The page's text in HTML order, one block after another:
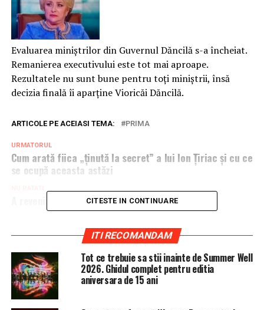
Evaluarea miniștrilor din Guvernul Dăncilă s-a încheiat.
Remanierea executivului este tot mai aproape.
Rezultatele nu sunt bune pentru toţi miniștrii, însă
decizia finală îi aparţine Vioricăi Dăncilă.
ARTICOLE PE ACEIASI TEMA: PRIMA
URMATORUL
Cum arată fiica „ținută la secret” a lui Ion Țiriac și cu ce
se ocupă aceasta astăzi
A revenit pe LISTA NEAGRĂ!CITESTE IN CONTINUARE
ITI RECOMANDAM
Tot ce trebuie sa stii inainte de Summer Well
2026. Ghidul complet pentru editia
aniversara de 15 ani